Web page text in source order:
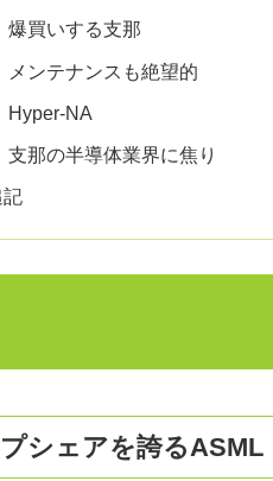
爆買いする支那
メンテナンスも絶望的
Hyper-NA
支那の半導体業界に焦り
記
シェアを誇るASML